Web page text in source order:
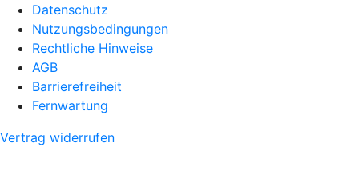
Datenschutz
Nutzungsbedingungen
Rechtliche Hinweise
AGB
Barrierefreiheit
Fernwartung
Vertrag widerrufen